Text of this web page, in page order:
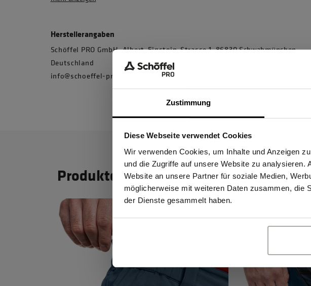
Zustimmung
Diese Webseite verwendet Cookies
Wir verwenden Cookies, um Inhalte und Anzeigen
und die Zugriffe auf unsere Website zu
Website an unsere Partner für soziale Medien,
möglicherweise mit weiteren Daten zusammen, die
der Dienste gesammelt haben.
Herstellerangaben
Schöffel PRO GmbH, Albert-Einstein-Strasse 1, 86830 Schwabmünchen,
Deutschland
info@schoeffel-pro.com
Produktdetails
Sind Sie
Ich bestätige, dass ich
GEWERBETREIBENDER